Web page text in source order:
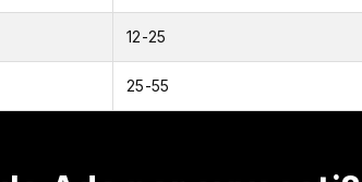
12-25
25-55